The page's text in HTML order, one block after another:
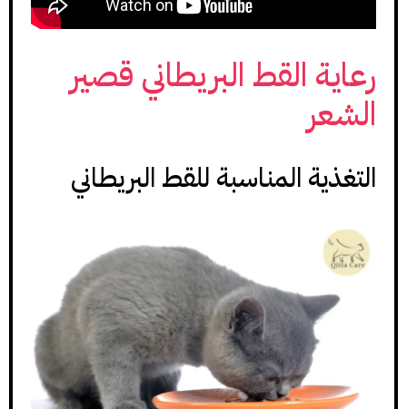
رعاية القط البريطاني قصير
الشعر
التغذية المناسبة للقط البريطاني